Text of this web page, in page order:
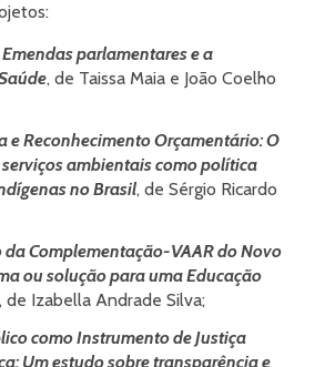
Emendas parlamentares e a
, de Taissa Maia e João Coelho
e Reconhecimento Orçamentário: O
ambientais como política
no Brasil, de Sérgio Ricardo
Complementação-VAAR do Novo
ou solução para uma Educação
, de Izabella Andrade Silva;
como Instrumento de Justiça
Um estudo sobre transparência e